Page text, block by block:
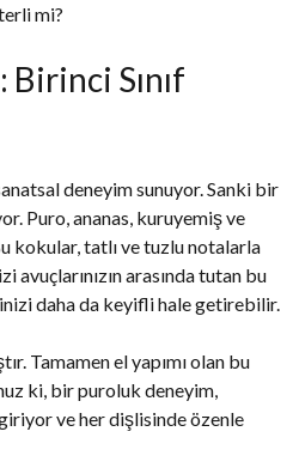
mi?
Sınıf
deneyim sunuyor. Sanki bir
Puro, ananas, kuruyemiş ve
kokular, tatlı ve tuzlu notalarla
arasında tutan bu
daha da keyifli hale getirebilir.
Tamamen el yapımı olan bu
ki, bir puroluk deneyim,
ve her dişlisinde özenle